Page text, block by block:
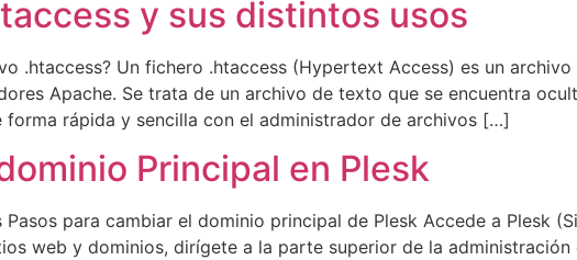
y sus distintos usos
.htaccess? Un fichero .htaccess (Hypertext Access) es un
Apache. Se trata de un archivo de texto que se encuentra
forma rápida y sencilla con el administrador de archivos […]
Principal en Plesk
Pasos para cambiar el dominio principal de Plesk Accede a Plesk
web y dominios, dirígete a la parte superior de la